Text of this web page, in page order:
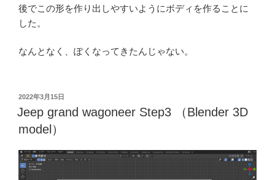
後でこの形を作り出しやすいようにボディを作ることに
した。
なんとなく、ぽくなってきたんじゃない。
投
稿
日:
2022年3月15日
Jeep grand wagoneer Step3 （Blender 3D
model）